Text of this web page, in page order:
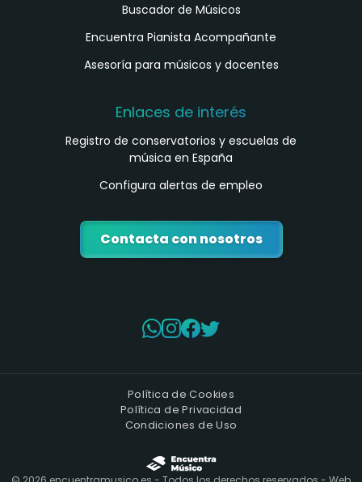
Buscador de Músicos
Encuentra Pianista Acompañante
Asesoría para músicos y docentes
Enlaces de interés
Registro de conservatorios y escuelas de
música en España
Configura alertas de empleo
Contacta con nosotros
Política de Cookies
Política de Privacidad
Condiciones de Uso